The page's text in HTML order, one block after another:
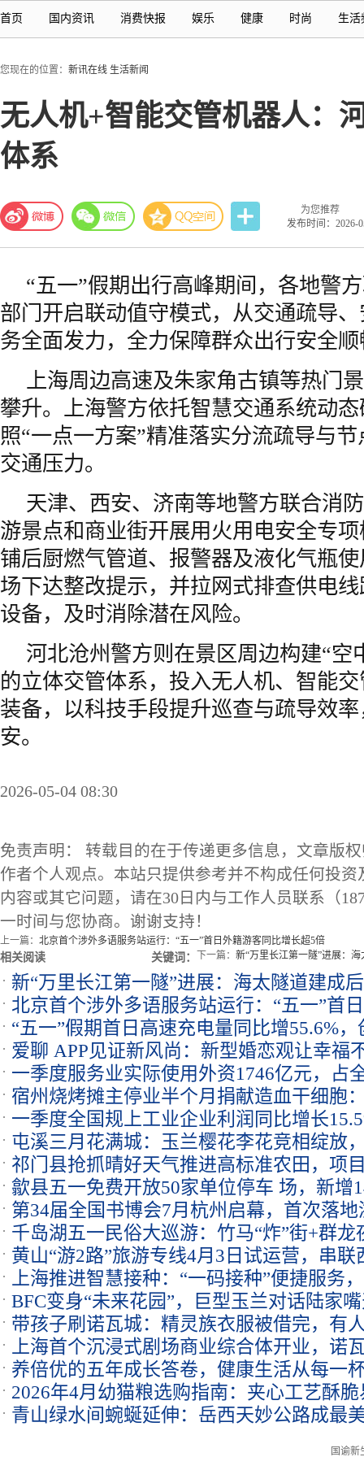
首页 国内资讯 消费快报 娱乐 健康 时尚 生活
您现在的位置： 新讯在线 生活新闻
无人机+智能交管机器人：
体系
为您推荐
发布时间：2026-
“五一”假期出行高峰期间，各地警
部门开启联动值守模式，从交通疏导
务全面发力，全力保障群众出行安全
上海周边高速及朱家角古镇等热门
攀升。上海警方依托智慧交通系统动
照“一点一方案”精准落实分流疏导与
交通压力。
天津、西安、济南等地警方联合消
游景点和商业街开展用火用电安全专
铺后厨燃气管道、报警器及液化气瓶
场下达整改提示，并拉网式排查供电
设备，及时消除潜在风险。
河北沧州警方则在景区周边构建“空
的立体交管体系，投入无人机、智能
装备，以科技手段提升巡查与疏导效
安。
2026-05-04 08:30
免责声明： 转载目的在于传递更多信息，文章版
作者个人观点。本站只提供参考并不构成任何投
内容或其它问题，请在30日内与工作人员联系（
一时间与您协商。谢谢支持！
上一篇： 北京首个涉外多语服务站运行：“五一”首日外籍游客同比增长超5倍
下一篇： 新“万里长江第一隧”进展：
相关阅读 关键词：
新“万里长江第一隧”进展：海太隧道建成
行时间
北京首个涉外多语服务站运行：“五一”首
5倍
“五一”假期首日高速充电量同比增55.6%
爱聊 APP见证新风尚：新型婚恋观让幸福
一季度服务业实际使用外资1746亿元，占
宿州烧烤摊主停业半个月捐献造血干细胞
只有一次”
一季度全国规上工业企业利润同比增长
升屯溪三月花满城：玉兰樱花李花竞相绽放
卡热点
祁门县抢抓晴好天气推进高标准农田，项
完工
歙县五一免费开放50家单位停车 场，新增
第34届全国书博会7月杭州启幕，首次落
千岛湖五一民俗大巡游：竹马“炸”街+群
盛宴
黄山“游2路”旅游专线4月3日试运营，串
景区上海推进智慧接种：“一码接种”便捷服务
预约
BFC变身“未来花园”，巨型玉兰对话陆家
带孩子刷诺瓦城：精灵族衣服被借完，有
上海首个沉浸式剧场商业综合体开业，诺
养倍优的五年成长答卷，健康生活从每一
2026年4月幼猫粮选购指南：夹心工艺酥
青山绿水间蜿蜒延伸：岳西天妙公路成最
国谕新